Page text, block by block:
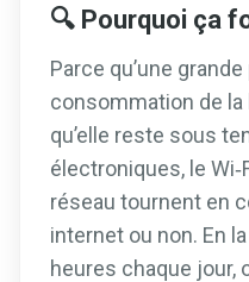
🔍 Pourquoi ça
Parce qu’une
consommation de
qu’elle reste sous
électroniques, le
réseau tournent en
internet ou non. En
heures chaque jour,